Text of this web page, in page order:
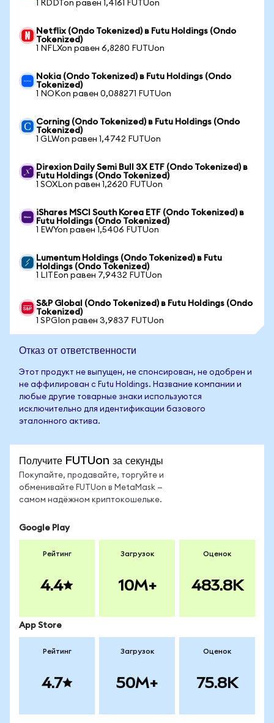
1 RDDTon равен 1,4161 FUTUon
Netflix (Ondo Tokenized) в Futu Holdings (Ondo
Tokenized)
1 NFLXon равен 6,8280 FUTUon
Nokia (Ondo Tokenized) в Futu Holdings (Ondo
Tokenized)
1 NOKon равен 0,088271 FUTUon
Corning (Ondo Tokenized) в Futu Holdings (Ondo
Tokenized)
1 GLWon равен 1,4742 FUTUon
Direxion Daily Semi Bull 3X ETF (Ondo Tokenized) в
Futu Holdings (Ondo Tokenized)
1 SOXLon равен 1,2620 FUTUon
iShares MSCI South Korea ETF (Ondo Tokenized) в
Futu Holdings (Ondo Tokenized)
1 EWYon равен 1,5406 FUTUon
Lumentum Holdings (Ondo Tokenized) в Futu
Holdings (Ondo Tokenized)
1 LITEon равен 7,9432 FUTUon
S&P Global (Ondo Tokenized) в Futu Holdings (Ondo
Tokenized)
1 SPGIon равен 3,9837 FUTUon
Отказ от ответственности
Этот продукт не выпущен, не спонсирован, не одобрен и
не аффилирован с Futu Holdings. Название компании и
любые другие товарные знаки используются
исключительно для идентификации базового
эталонного актива.
Получите FUTUon за секунды
Покупайте, продавайте, торгуйте и
обменивайте FUTUon в MetaMask —
самом надёжном криптокошельке.
Google Play
Рейтинг
4.4
Загрузок
10M+
Оценок
483.8K
App Store
Рейтинг
4.7
Загрузок
50M+
Оценок
75.8K